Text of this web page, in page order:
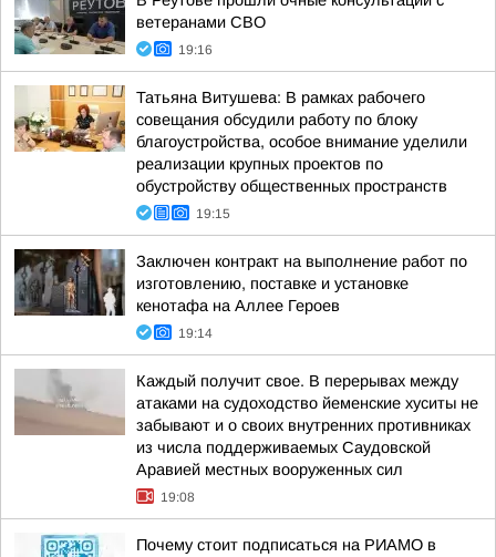
ветеранами СВО
19:16
Татьяна Витушева: В рамках рабочего
совещания обсудили работу по блоку
благоустройства, особое внимание уделили
реализации крупных проектов по
обустройству общественных пространств
19:15
Заключен контракт на выполнение работ по
изготовлению, поставке и установке
кенотафа на Аллее Героев
19:14
Каждый получит свое. В перерывах между
атаками на судоходство йеменские хуситы не
забывают и о своих внутренних противниках
из числа поддерживаемых Саудовской
Аравией местных вооруженных сил
19:08
Почему стоит подписаться на РИАМО в